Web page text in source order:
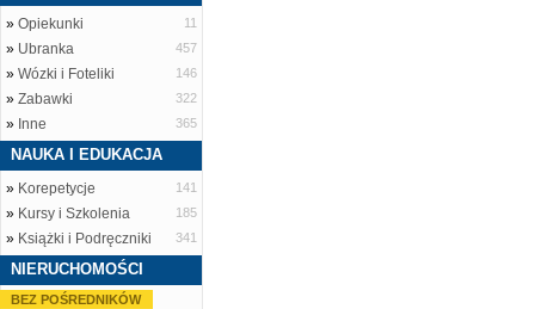
» Opiekunki 11
» Ubranka 457
» Wózki i Foteliki 146
» Zabawki 322
» Inne 365
NAUKA I EDUKACJA
» Korepetycje 141
» Kursy i Szkolenia 185
» Książki i Podręczniki 341
NIERUCHOMOŚCI
BEZ POŚREDNIKÓW